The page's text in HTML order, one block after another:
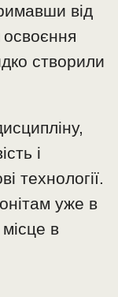
від
освоєння
створили
і
технології.
уже в
в